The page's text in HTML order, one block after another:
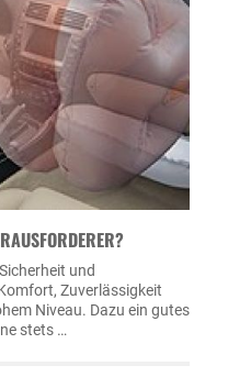
und
Zuverlässigkeit
Niveau. Dazu ein gutes
stets …